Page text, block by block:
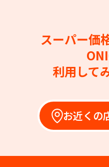
スーパー価
利用して
お近くの